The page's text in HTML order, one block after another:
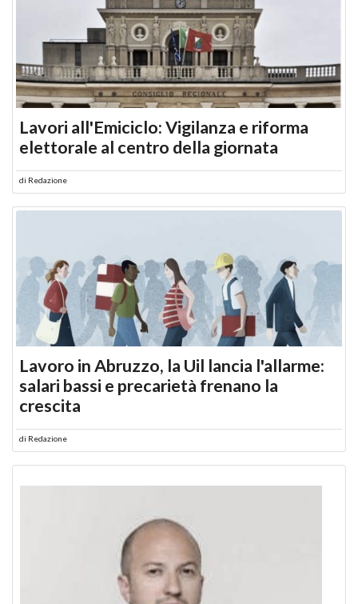
Lavori all'Emiciclo: Vigilanza e riforma
elettorale al centro della giornata
di Redazione
Lavoro in Abruzzo, la Uil lancia l'allarme:
salari bassi e precarietà frenano la
crescita
di Redazione